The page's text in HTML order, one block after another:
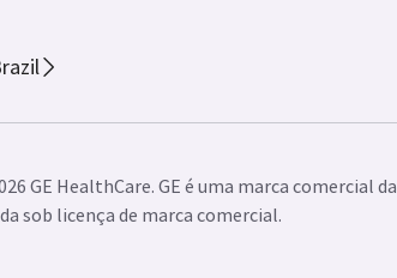
GE HealthCare. GE é uma marca comercial
sob licença de marca comercial.